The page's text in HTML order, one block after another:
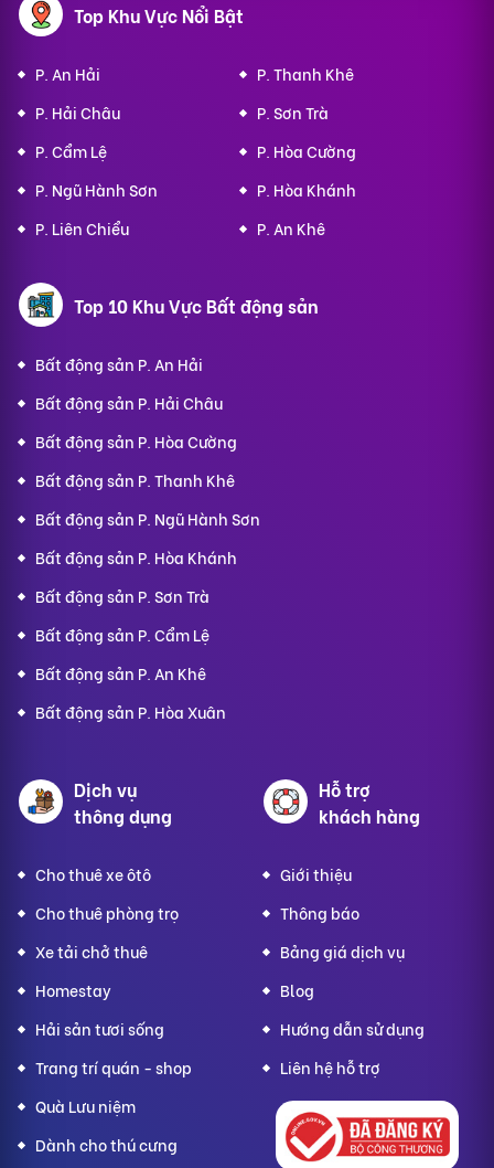
Top Khu Vực Nổi Bật
P. An Hải
P. Thanh Khê
P. Hải Châu
P. Sơn Trà
P. Cẩm Lệ
P. Hòa Cường
P. Ngũ Hành Sơn
P. Hòa Khánh
P. Liên Chiểu
P. An Khê
Top 10 Khu Vực Bất động sản
Bất động sản P. An Hải
Bất động sản P. Hải Châu
Bất động sản P. Hòa Cường
Bất động sản P. Thanh Khê
Bất động sản P. Ngũ Hành Sơn
Bất động sản P. Hòa Khánh
Bất động sản P. Sơn Trà
Bất động sản P. Cẩm Lệ
Bất động sản P. An Khê
Bất động sản P. Hòa Xuân
Dịch vụ
thông dụng
Cho thuê xe ôtô
Cho thuê phòng trọ
Xe tải chở thuê
Homestay
Hải sản tươi sống
Trang trí quán - shop
Quà Lưu niệm
Dành cho thú cưng
Hỗ trợ
khách hàng
Giới thiệu
Thông báo
Bảng giá dịch vụ
Blog
Hướng dẫn sử dụng
Liên hệ hỗ trợ